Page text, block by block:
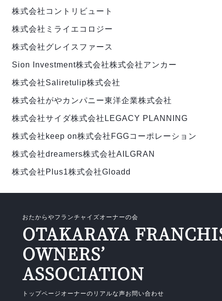
株式会社コントリビュート
株式会社ミライエコロジー
株式会社グレイスファース
Sion Investment株式会社株式会社アンカー
株式会社Saliretulip株式会社
株式会社がやカンパニー東洋企業株式会社
株式会社サイダ株式会社LEGACY PLANNING
株式会社keep on株式会社FGGコーポレーション
株式会社dreamers株式会社AILGRAN
株式会社Plus1株式会社Gloadd
おたからやフランチャイズオーナーの会
OTAKARAYA
OWNERS’
ASSOCIATION
トップページ オーナーのリアルな声お問い合わせ